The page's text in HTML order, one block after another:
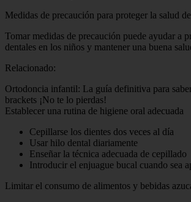
Medidas de precaución para proteger la salud
Tomar medidas de precaución puede ayudar a
dentales en los niños y mantener una buena
Relacionado:
Ortodoncia infantil: La guía definitiva para
brackets ¡No te lo pierdas!
Establecer una rutina de higiene oral adecuada
Cepillarse los dientes dos veces al día
Usar hilo dental diariamente
Enseñar la técnica adecuada de cepillado
Introducir el enjuague bucal cuando sea
Limitar el consumo de alimentos y bebidas